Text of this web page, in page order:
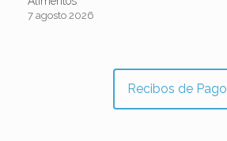
7 agosto 2026
Recibos de Pago